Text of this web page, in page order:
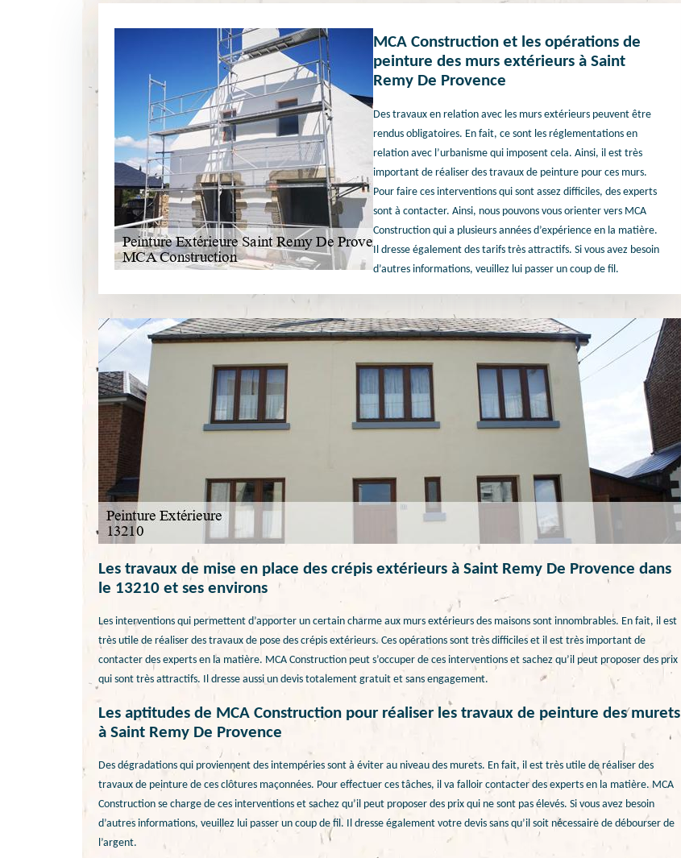
MCA Construction et les opérations de
peinture des murs extérieurs à Saint
Remy De Provence
Des travaux en relation avec les murs extérieurs peuvent être
rendus obligatoires. En fait, ce sont les réglementations en
relation avec l’urbanisme qui imposent cela. Ainsi, il est très
important de réaliser des travaux de peinture pour ces murs.
Pour faire ces interventions qui sont assez difficiles, des experts
sont à contacter. Ainsi, nous pouvons vous orienter vers MCA
Construction qui a plusieurs années d’expérience en la matière.
Il dresse également des tarifs très attractifs. Si vous avez besoin
d’autres informations, veuillez lui passer un coup de fil.
Les travaux de mise en place des crépis extérieurs à Saint Remy De Provence dans
le 13210 et ses environs
Les interventions qui permettent d’apporter un certain charme aux murs extérieurs des maisons sont innombrables. En fait, il est
très utile de réaliser des travaux de pose des crépis extérieurs. Ces opérations sont très difficiles et il est très important de
contacter des experts en la matière. MCA Construction peut s’occuper de ces interventions et sachez qu’il peut proposer des prix
qui sont très attractifs. Il dresse aussi un devis totalement gratuit et sans engagement.
Les aptitudes de MCA Construction pour réaliser les travaux de peinture des murets
à Saint Remy De Provence
Des dégradations qui proviennent des intempéries sont à éviter au niveau des murets. En fait, il est très utile de réaliser des
travaux de peinture de ces clôtures maçonnées. Pour effectuer ces tâches, il va falloir contacter des experts en la matière. MCA
Construction se charge de ces interventions et sachez qu’il peut proposer des prix qui ne sont pas élevés. Si vous avez besoin
d’autres informations, veuillez lui passer un coup de fil. Il dresse également votre devis sans qu’il soit nécessaire de débourser de
l’argent.